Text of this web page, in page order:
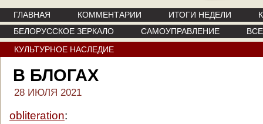
ГЛАВНАЯ КОММЕНТАРИИ ИТОГИ НЕДЕЛИ
БЕЛОРУССКОЕ ЗЕРКАЛО
САМОУПРАВЛЕНИЕ
КУЛЬТУРНОЕ НАСЛЕДИЕ
В БЛОГАХ
28 ИЮЛЯ 2021
obliteration: